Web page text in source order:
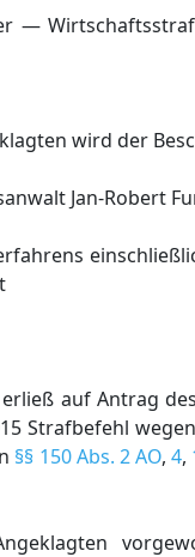
—
wird der
Jan-Robert
auf Antrag
Strafbefehl
§§ 150 Abs. 2 AO,4,